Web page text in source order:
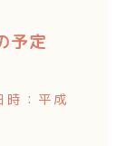
予定
時：平成